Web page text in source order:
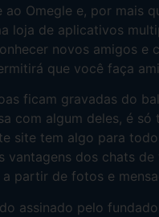
Omegle e, por mais
loja de aplicativos
novos amigos e
que você faça
ficam gravadas do
com algum deles, é
site tem algo para
vantagens dos chats
partir de fotos e
assinado pelo